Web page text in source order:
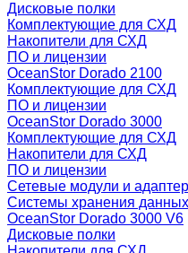
Дисковые полки
Комплектующие для СХД
Накопители для СХД
ПО и лицензии
OceanStor Dorado 2100
Комплектующие для СХД
ПО и лицензии
OceanStor Dorado 3000
Комплектующие для СХД
Накопители для СХД
ПО и лицензии
Сетевые модули и
Системы хранения данных
OceanStor Dorado 3000 V6
Дисковые полки